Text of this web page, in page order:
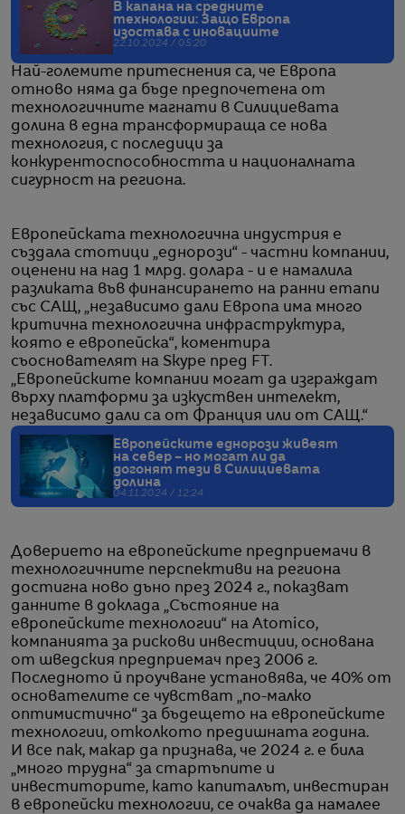
В капана на средните
технологии: Защо Европа
изостава с иновациите
22.10.2024 / 05:20
Най-големите притеснения са, че Европа
отново няма да бъде предпочетена от
технологичните магнати в Силициевата
долина в една трансформираща се нова
технология, с последици за
конкурентоспособността и националната
сигурност на региона.
Европейската технологична индустрия е
създала стотици „еднорози“ - частни компании,
оценени на над 1 млрд. долара - и е намалила
разликата във финансирането на ранни етапи
със САЩ, „независимо дали Европа има много
критична технологична инфраструктура,
която е европейска“, коментира
съоснователят на Skype пред FT.
„Европейските компании могат да изграждат
върху платформи за изкуствен интелект,
независимо дали са от Франция или от САЩ.“
Европейските еднорози живеят
на север – но могат ли да
догонят тези в Силициевата
долина
04.11.2024 / 12:24
Доверието на европейските предприемачи в
технологичните перспективи на региона
достигна ново дъно през 2024 г., показват
данните в доклада „Състояние на
европейските технологии“ на Atomico,
компанията за рискови инвестиции, основана
от шведския предприемач през 2006 г.
Последното й проучване установява, че 40% от
основателите се чувстват „по-малко
оптимистично“ за бъдещето на европейските
технологии, отколкото предишната година.
И все пак, макар да признава, че 2024 г. е била
„много трудна“ за стартъпите и
инвеститорите, като капиталът, инвестиран
в европейски технологии, се очаква да намалее